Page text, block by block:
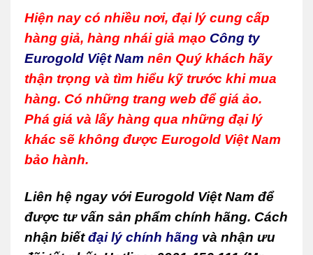
Hiện nay có nhiều nơi, đại lý cung cấp
hàng giả, hàng nhái giả mạo Công ty
Eurogold Việt Nam nên Quý khách hãy
thận trọng và tìm hiểu kỹ trước khi mua
hàng. Có những trang web để giá ảo.
Phá giá và lấy hàng qua những đại lý
khác sẽ không được Eurogold Việt Nam
bảo hành.
Liên hệ ngay với Eurogold Việt Nam để
được tư vấn sản phẩm chính hãng. Cách
nhận biết đại lý chính hãng và nhận ưu